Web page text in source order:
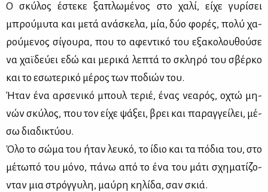
Ο σκύ­λος έστε­κε ξα­πλω­μέ­νος στο χα­λί, εί­χε γυ­ρί­σει
μπρού­μυ­τα και με­τά ανά­σκε­λα, μία, δύο φο­ρές, πο­λύ χα­
ρού­με­νος σί­γου­ρα, που το αφε­ντι­κό του εξα­κο­λου­θού­σε
να χαϊ­δεύ­ει εδώ και με­ρι­κά λε­πτά το σκλη­ρό του σβέρ­κο
και το εσω­τε­ρι­κό μέ­ρος των πο­διών του.
Ήταν ένα αρ­σε­νι­κό μπουλ τε­ριέ, ένας νε­α­ρός, οχτώ μη­
νών σκύ­λος, που τον εί­χε ψά­ξει, βρει και πα­ραγ­γεί­λει, μέ­
σω δια­δι­κτύ­ου.
Όλο το σώ­μα του ήταν λευ­κό, το ίδιο και τα πό­δια του, στο
μέ­τω­πό του μό­νο, πά­νω από το ένα του μά­τι σχη­μα­τί­ζο­
νταν μια στρόγ­γυ­λη, μαύ­ρη κη­λί­δα, σαν σκιά.